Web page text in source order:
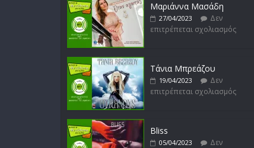
Μαριάννα Μασάδη
27/04/2023
Δεν
επιτρέπεται σχολιασμός
Τάνια Μπρεάζου
19/04/2023
Δεν
επιτρέπεται σχολιασμός
Bliss
05/04/2023
Δεν